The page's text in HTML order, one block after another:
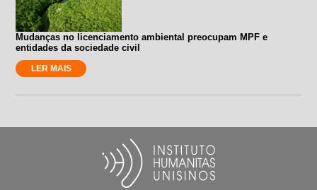
Mudanças no licenciamento ambiental preocupam MPF e
entidades da sociedade civil
LER MAIS